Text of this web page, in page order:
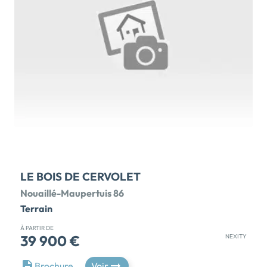
305 m , idéales pour imaginer une maison qui vous
ressemble. Au coeur du lotissement « Les Jardins du
Golf », tout est réuni pour un quotidien serein :
commerces, supermarchés, banques, services, Parc
des Expositions et réseau de bus sont accessibles à
LE BOIS DE CERVOLET
Nouaillé-Maupertuis 86
Terrain
À PARTIR DE
39 900 € NEXITY
Nexity vous propose 8 terrains à bâtir 100% viabilisés